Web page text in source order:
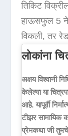
तिकिट
हाऊसफुल 5 ने
विकली, तर
लोकांना
अक्षय विश्वानी
केलेल्या या
आहे. यापूर्वी
टीझर सामायिक
प्रेमकथा जी